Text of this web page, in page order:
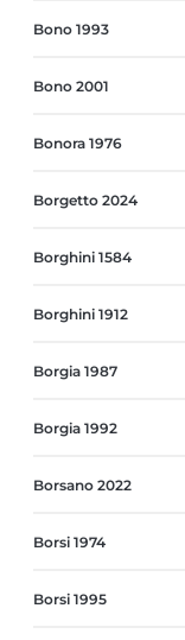
Bono 1993
Bono 2001
Bonora 1976
Borgetto 2024
Borghini 1584
Borghini 1912
Borgia 1987
Borgia 1992
Borsano 2022
Borsi 1974
Borsi 1995